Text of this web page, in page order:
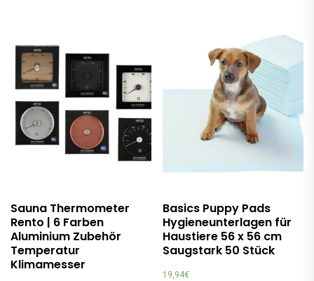
Sauna Thermometer
Rento | 6 Farben
Aluminium Zubehör
Temperatur
Klimamesser
Basics Puppy Pads
Hygieneunterlagen für
Haustiere 56 x 56 cm
Saugstark 50 Stück
19,94€